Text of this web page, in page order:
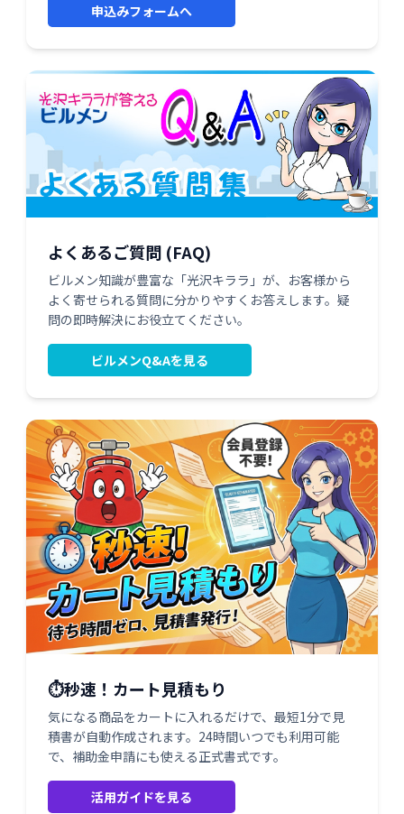
申込みフォームへ
よくあるご質問 (FAQ)
ビルメン知識が豊富な「光沢キララ」が、お客様から
よく寄せられる質問に分かりやすくお答えします。疑
問の即時解決にお役立てください。
ビルメンQ&Aを見る
⏱️秒速！カート見積もり
気になる商品をカートに入れるだけで、最短1分で見
積書が自動作成されます。24時間いつでも利用可能
で、補助金申請にも使える正式書式です。
活用ガイドを見る